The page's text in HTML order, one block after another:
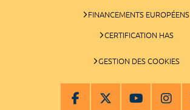
FINANCEMENTS EUROPÉENS
CERTIFICATION HAS
GESTION DES COOKIES